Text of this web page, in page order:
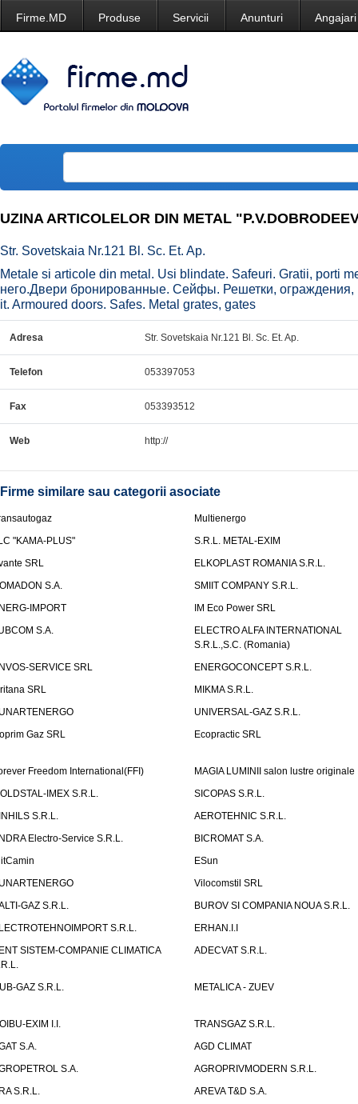
Firme.MD Produse Servicii Anunturi Angajari
UZINA ARTICOLELOR DIN METAL
Str. Sovetskaia Nr.121 Bl. Sc. Et. Ap.
Metale si articole din metal. Usi blindate. Safeuri. Gratii, porti
него.Двери бронированные. Сейфы. Решетки, ограждения,
it. Armoured doors. Safes. Metal grates, gates
Adresa Str. Sovetskaia Nr.121 Bl. Sc. Et. Ap.
Telefon 053397053
Fax 053393512
Web http://
Firme similare sau categorii asociate
Multienergo
"KAMA-PLUS"
S.R.L. METAL-EXIM
SRL
ELKOPLAST ROMANIA S.R.L.
S.A.
SMIIT COMPANY S.R.L.
IMPORT
IM Eco Power SRL
S.A.
ELECTRO ALFA INTERNATIONAL
S.R.L.,S.C. (Romania)
SERVICE SRL
ENERGOCONCEPT S.R.L.
SRL
MIKMA S.R.L.
UNIVERSAL-GAZ S.R.L.
Gaz SRL
Ecopractic SRL
Freedom International(FFI)
MAGIA LUMINII salon lustre originale
IMEX S.R.L.
SICOPAS S.R.L.
S.R.L.
AEROTEHNIC S.R.L.
Electro-Service S.R.L.
BICROMAT S.A.
ESun
Vilocomstil SRL
GAZ S.R.L.
BUROV SI COMPANIA NOUA S.R.L.
S.R.L.
ERHAN.I.I
SISTEM-COMPANIE CLIMATICA
ADECVAT S.R.L.
GAZ S.R.L. METALICA - ZUEV
EXIM I.I.
TRANSGAZ S.R.L.
S.A.
AGD CLIMAT
S.A.
AGROPRIVMODERN S.R.L.
S.R.L.
AREVA T&D S.A.